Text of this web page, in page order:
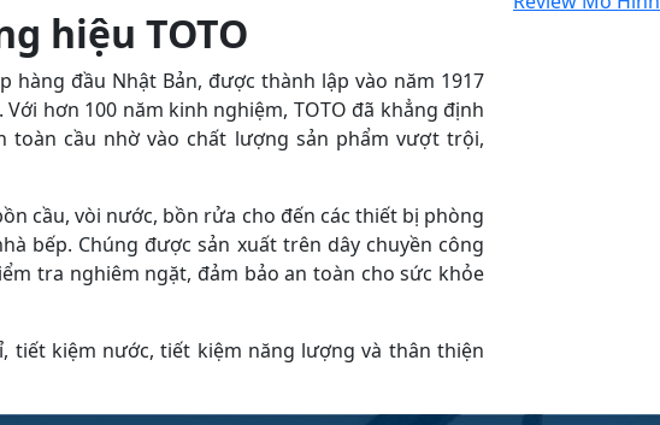
hiệu TOTO
hàng đầu Nhật Bản, được thành lập vào năm 1917
hơn 100 năm kinh nghiệm, TOTO đã khẳng định
cầu nhờ vào chất lượng sản phẩm vượt trội,
cầu, vòi nước, bồn rửa cho đến các thiết bị phòng
bếp. Chúng được sản xuất trên dây chuyền công
tra nghiêm ngặt, đảm bảo an toàn cho sức khỏe
tiết kiệm nước, tiết kiệm năng lượng và thân thiện